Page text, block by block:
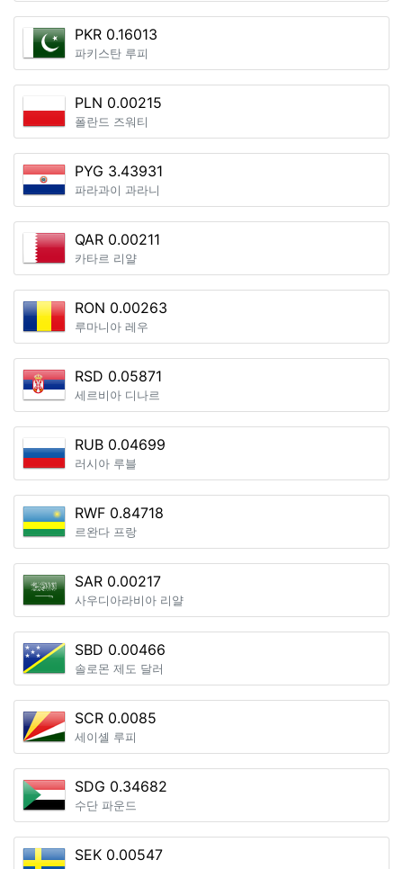
PKR 0.16013
파키스탄 루피
PLN 0.00215
폴란드 즈워티
PYG 3.43931
파라과이 과라니
QAR 0.00211
카타르 리얄
RON 0.00263
루마니아 레우
RSD 0.05871
세르비아 디나르
RUB 0.04699
러시아 루블
RWF 0.84718
르완다 프랑
SAR 0.00217
사우디아라비아 리얄
SBD 0.00466
솔로몬 제도 달러
SCR 0.0085
세이셸 루피
SDG 0.34682
수단 파운드
SEK 0.00547